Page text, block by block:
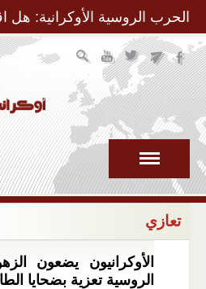
to Navigation
الحرب الروسية الأوكرانية: هل
تعازي
الأوكرانيون يضعون
الروسية تعزية بضحايا